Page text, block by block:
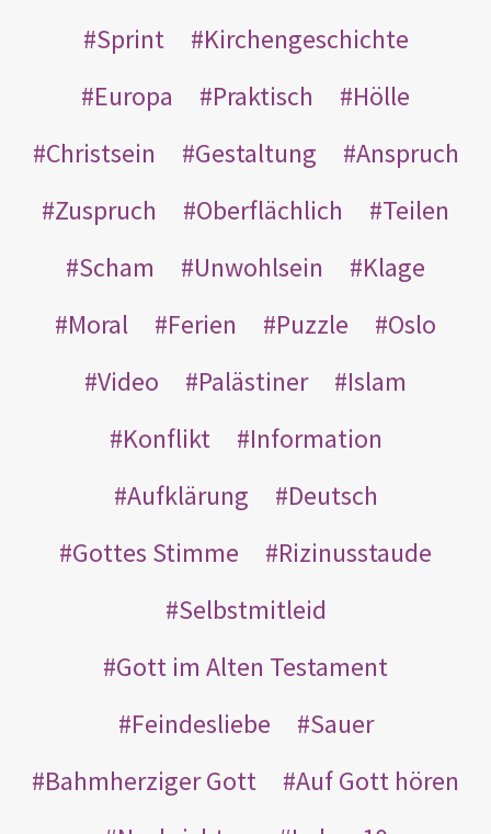
Sprint
Kirchengeschichte
Europa
Praktisch
Hölle
Christsein
Gestaltung
Anspruch
Zuspruch
Oberflächlich
Teilen
Scham
Unwohlsein
Klage
Moral
Ferien Puzzle
Oslo
Video
Palästiner
Islam
Konflikt
Information
Aufklärung
Deutsch
Gottes Stimme
Rizinusstaude
Selbstmitleid
Gott im Alten Testament
Feindesliebe
Sauer
Bahmherziger Gott
Auf Gott hören